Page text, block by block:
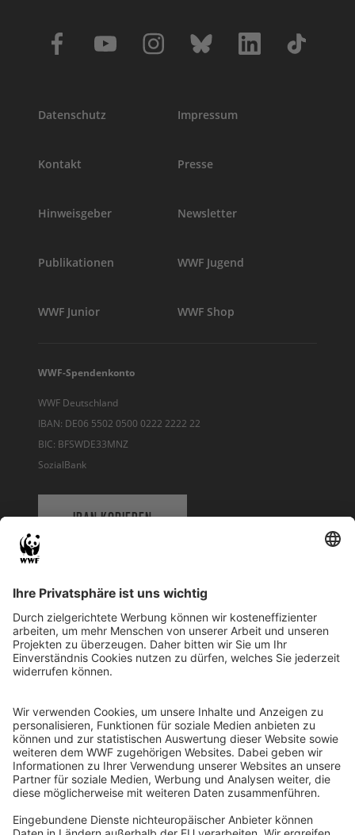
Datenschutz Impressum
Kontakt Presse
Hinweisgeber Newsletter
Publikationen WWF Jugend
WWF Junior WWF Shop
WWF-Spendenkonto
WWF Deutschland
IBAN: DE06 5502 0500 0222 2222 22
BIC: BFSWDE33MNZ
SozialBank
IBAN KOPIEREN
WWF Deutschland
Reinhardtstr. 18
10117 Berlin
Ihre Spende kann steuerlich geltend gemacht werden
Registriert als Stiftung WWF Deutschland, Senatsverwaltung für
Justiz Berlin, Az: 3416/976/2
Umsatzsteuer-Identifikationsnummer: DE 114236103
Freistellungsbescheid: Als gemeinnützige Körperschaft befreit